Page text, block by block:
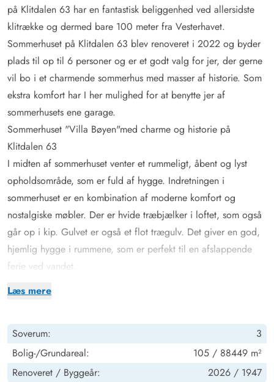
Læs mere
på Klitdalen 63 har en fantastisk beliggenhed ved allersidste
klitrække og dermed bare 100 meter fra Vesterhavet.
Sommerhuset på Klitdalen 63 blev renoveret i 2022 og byder
plads til op til 6 personer og er et godt valg for jer, der gerne
vil bo i et charmende sommerhus med masser af historie. Som
ekstra komfort har I her mulighed for at benytte jer af
sommerhusets ene garage.
Sommerhuset "Villa Bøyen"med charme og historie på
Klitdalen 63
I midten af sommerhuset venter et rummeligt, åbent og lyst
opholdsområde, som er fuld af hygge. Indretningen i
sommerhuset er en kombination af moderne komfort og
nostalgiske møbler. Der er hvide træbjælker i loftet, som også
går op i kip. Gulvet er også et flot trægulv. Det giver en god,
hjemlig hygge i rummene, som er perfekt til en afslappende
ferie ved vandet.
Fra stuens store vinduespartier er der faktisk kig over
af sammen eller sætte jer godt til rette og nyde en spændende
film. For at sikre den hjemlige følelse, er sommerhuset også
udstyret med en chromecast i stuen, der tillader jer at se lige
Soverum:
3
Bolig-/Grundareal:
105 / 88449 m²
Renoveret / Byggeår: 2026 / 1947